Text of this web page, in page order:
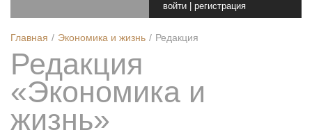
войти регистрация
Главная Экономика и жизнь Редакция
Редакция
«Экономика и
жизнь»